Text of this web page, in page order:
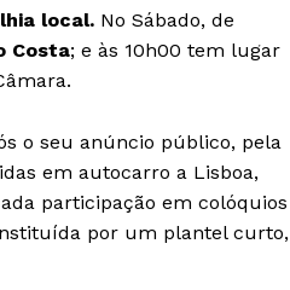
local. No Sábado, de
Costa; e às 10h00 tem lugar
o seu anúncio público, pela
em autocarro a Lisboa,
participação em colóquios
por um plantel curto,